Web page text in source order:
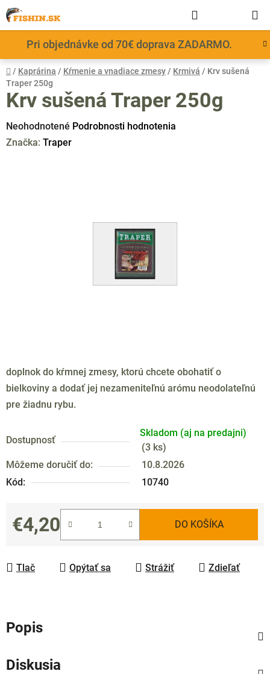
Prejsť
na
obsah
Pri objednávke od 70€ doprava ZADARMO.
KOŠÍK
Domov
/ Kaprárina / Kŕmenie a vnadiace zmesy / Krmivá / Krv sušená
Traper 250g
doplnok do kŕmnej zmesy, ktorú chcete obohatiť o
bielkoviny a dodať jej nezameniteľnú arómu neodolateľnú
pre žiadnu rybu.
Dostupnosť
Skladom (aj na predajni)
(3 ks)
Môžeme doručiť do:
10.8.2026
Kód:
10740
€4,20
Jednotková cena:
DO KOŠÍKA
Tlač Opýtať sa Strážiť Zdieľať
Krv sušená Traper 250g
Priemerné
hodnotenie
Neohodnotené Podrobnosti hodnotenia
Značka: Traper
Popis
Diskusia